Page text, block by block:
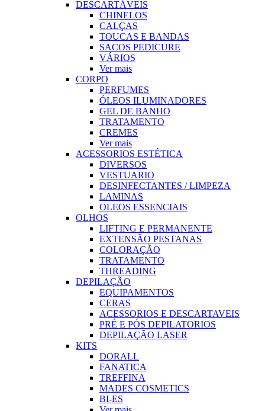
DESCARTÁVEIS
CHINELOS
CALÇAS
TOUCAS E BANDAS
SACOS PEDICURE
VÁRIOS
Ver mais
CORPO
PERFUMES
ÓLEOS ILUMINADORES
GEL DE BANHO
TRATAMENTO
CREMES
Ver mais
ACESSORIOS ESTÉTICA
DIVERSOS
VESTUARIO
DESINFECTANTES / LIMPEZA
LAMINAS
OLEOS ESSENCIAIS
OLHOS
LIFTING E PERMANENTE
EXTENSÃO PESTANAS
COLORAÇÃO
TRATAMENTO
THREADING
DEPILAÇÃO
EQUIPAMENTOS
CERAS
ACESSORIOS E DESCARTAVEIS
PRÉ E PÓS DEPILATORIOS
DEPILAÇÃO LASER
KITS
DORALL
FANATICA
TREFFINA
MADES COSMETICS
BI-ES